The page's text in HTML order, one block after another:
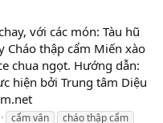
với các món: Tàu hũ
Cháo thập cẩm Miến xào
chua ngọt. Hướng dẫn:
hiện bởi Trung tâm Diệu
cẩm vân
cháo thập cẩm